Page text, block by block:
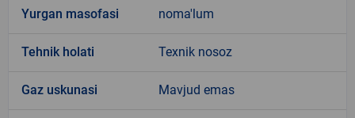
Yurgan masofasi noma'lum
Tehnik holati Texnik nosoz
Gaz uskunasi Mavjud emas